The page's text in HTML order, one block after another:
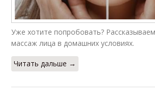
Уже хотите попробовать?
массаж лица в домашних условиях.
Читать дальше →